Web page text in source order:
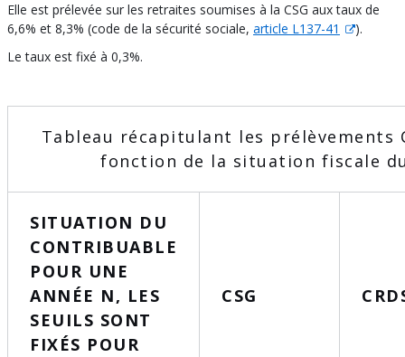
Elle est prélevée sur les retraites soumises à la CSG aux taux de
6,6% et 8,3% (code de la sécurité sociale, article L137-41
).
Le taux est fixé à 0,3%.
Tableau récapitulant les prélèvements
fonction de la situation fiscale
SITUATION DU
CONTRIBUABLE
POUR UNE
ANNÉE N, LES
SEUILS SONT
FIXÉS POUR
CSG